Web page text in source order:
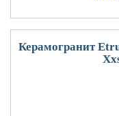
Керамогранит